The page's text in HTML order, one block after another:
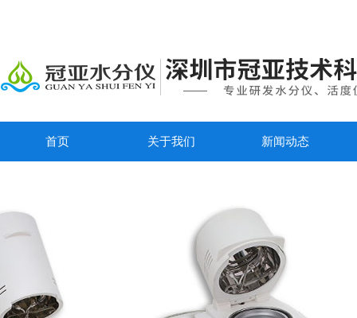
首页 关于我们 新闻动态